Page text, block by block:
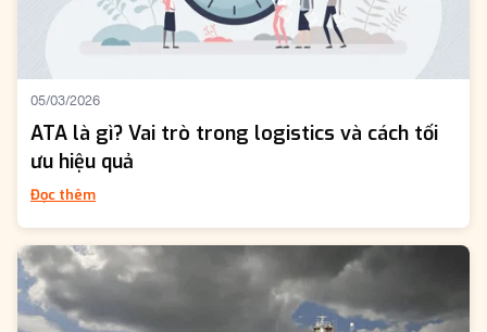
05/03/2026
ATA là gì? Vai trò trong logistics và cách tối
ưu hiệu quả
Đọc thêm